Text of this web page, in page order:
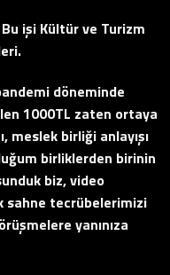
işi Kültür ve Turizm
döneminde
1000TL zaten ortaya
meslek birliği anlayışı
birliklerden birinin
biz, video
sahne tecrübelerimizi
yanınıza